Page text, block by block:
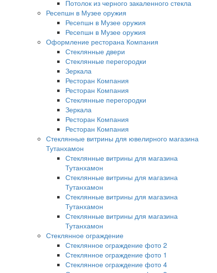
Потолок из черного закаленного стекла
Ресепшн в Музее оружия
Ресепшн в Музее оружия
Ресепшн в Музее оружия
Оформление ресторана Компания
Стеклянные двери
Стеклянные перегородки
Зеркала
Ресторан Компания
Ресторан Компания
Стеклянные перегородки
Зеркала
Ресторан Компания
Ресторан Компания
Стеклянные витрины для ювелирного магазина
Тутанхамон
Стеклянные витрины для магазина
Тутанхамон
Стеклянные витрины для магазина
Тутанхамон
Стеклянные витрины для магазина
Тутанхамон
Стеклянные витрины для магазина
Тутанхамон
Стеклянное ограждение
Стеклянное ограждение фото 2
Стеклянное ограждение фото 1
Стеклянное ограждение фото 4